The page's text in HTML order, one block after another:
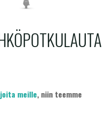
meille, niin teemme